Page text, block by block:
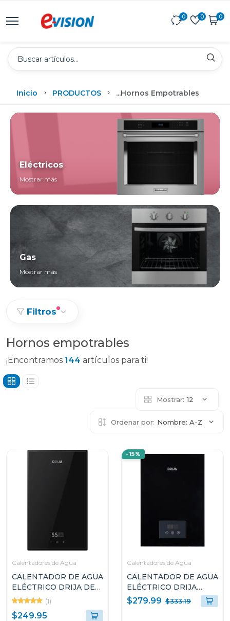
0 0 0
Inicio PRODUCTOS ...Hornos Empotrables
Eléctricos
Mostrar más
Gas
Mostrar más
Filtros
Hornos empotrables
¡Encontramos 144 artículos para ti!
Mostrar: 12
Ordenar por: Nombre: A-Z
Calentadores de Agua
CALENTADOR DE AGUA
ELÉCTRICO DRIJA DE
13.4L INVERTER
(1)
$249.95
-15%
Calentadores de Agua
CALENTADOR DE AGUA
ELÉCTRICO DRIJA
INVERTER DE 21.5L
CLTE14K
$279.99 $333.19